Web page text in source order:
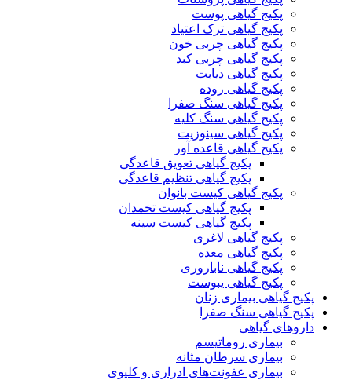
پکیج گیاهی پوست
پکیج گیاهی ترک اعتیاد
پکیج گیاهی چربی خون
پکیج گیاهی چربی کبد
پکیج گیاهی دیابت
پکیج گیاهی روده
پکیج گیاهی سنگ صفرا
پکیج گیاهی سنگ کلیه
پکیج گیاهی سینوزیت
پکیج گیاهی قاعده آور
پکیج گیاهی تعویق قاعدگی
پکیج گیاهی تنظیم قاعدگی
پکیج گیاهی کیست بانوان
پکیج گیاهی کیست تخمدان
پکیج گیاهی کیست سینه
پکیج گیاهی لاغری
پکیج گیاهی معده
پکیج گیاهی ناباروری
پکیج گیاهی یبوست
پکیج گیاهی بیماری زنان
پکیج گیاهی سنگ صفرا
داروهای گیاهی
بیماری روماتیسم
بیماری سرطان مثانه
بیماری عفونت‌های ادراری و کلیوی